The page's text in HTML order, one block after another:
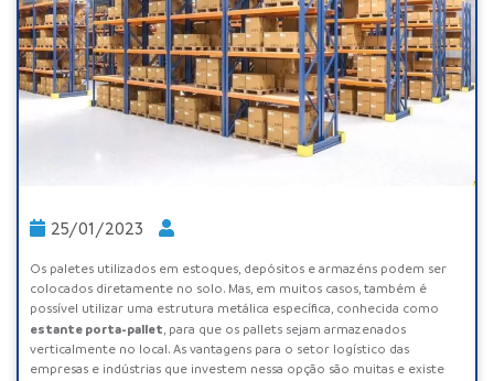
25/01/2023
Os paletes utilizados em estoques, depósitos e armazéns podem ser
colocados diretamente no solo. Mas, em muitos casos, também é
possível utilizar uma estrutura metálica específica, conhecida como
estante porta-pallet, para que os pallets sejam armazenados
verticalmente no local. As vantagens para o setor logístico das
empresas e indústrias que investem nessa opção são muitas e existe